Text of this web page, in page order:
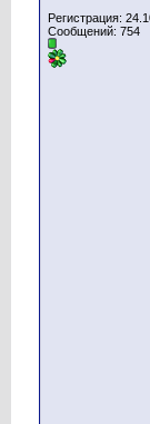
Регистрация:
Сообщений: 754